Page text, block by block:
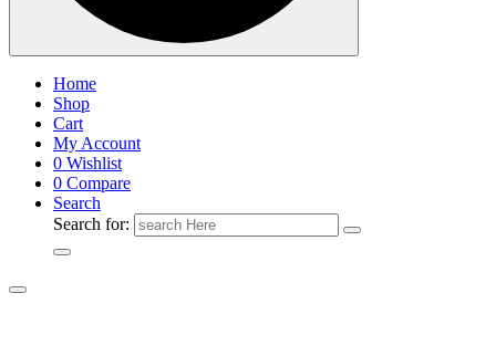
Home
Shop
Cart
My Account
0 Wishlist
0 Compare
Search
Search for: